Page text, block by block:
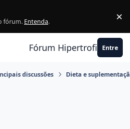
fórum. Entenda. ×
Fórum Hipertrofia.org
Entre
discussões Dieta e